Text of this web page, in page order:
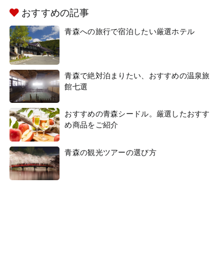
おすすめの記事
青森への旅行で宿泊したい厳選ホテル
青森で絶対泊まりたい、おすすめの温泉旅
館七選
おすすめの青森シードル。厳選したおすす
め商品をご紹介
青森の観光ツアーの選び方